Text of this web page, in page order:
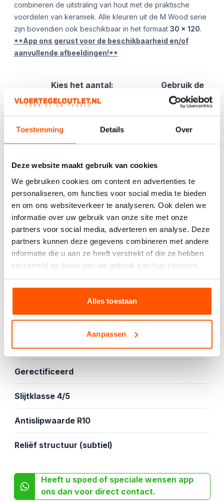
Toestemming Details Over
Deze website maakt gebruik van cookies
We gebruiken cookies om content en advertenties te
personaliseren, om functies voor social media te bieden
en om ons websiteverkeer te analyseren. Ook delen we
informatie over uw gebruik van onze site met onze
partners voor social media, adverteren en analyse. Deze
partners kunnen deze gegevens combineren met andere
informatie die u aan ze heeft verstrekt of die ze hebben
verzameld op basis van uw gebruik van hun services.
Alles toestaan
Aanpassen
combineren de uitstraling van hout met de praktische
voordelen van keramiek. Alle kleuren uit de M Wood serie
zijn bovendien ook beschikbaar in het formaat 30 × 120.
**App ons gerust voor de beschikbaarheid en/of
aanvullende afbeeldingen!**
Kies het aantal:
Gebruik de
handige
berekentool:
Berekentool
Offerte aanvragen
Specificaties
Mat
Vloer- en wandtegel
Vorstbestendig
Gekalibreerd
Gerectificeerd
Slijtklasse 4/5
Antislipwaarde R10
Reliëf structuur (subtiel)
Heeft u spoed of speciale wensen app
ons dan voor direct contact.